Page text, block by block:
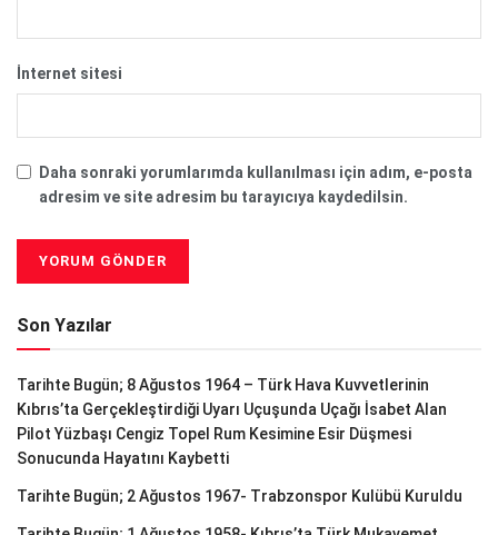
İnternet sitesi
Daha sonraki yorumlarımda kullanılması için adım, e-posta
adresim ve site adresim bu tarayıcıya kaydedilsin.
Son Yazılar
Tarihte Bugün; 8 Ağustos 1964 – Türk Hava Kuvvetlerinin
Kıbrıs’ta Gerçekleştirdiği Uyarı Uçuşunda Uçağı İsabet Alan
Pilot Yüzbaşı Cengiz Topel Rum Kesimine Esir Düşmesi
Sonucunda Hayatını Kaybetti
Tarihte Bugün; 2 Ağustos 1967- Trabzonspor Kulübü Kuruldu